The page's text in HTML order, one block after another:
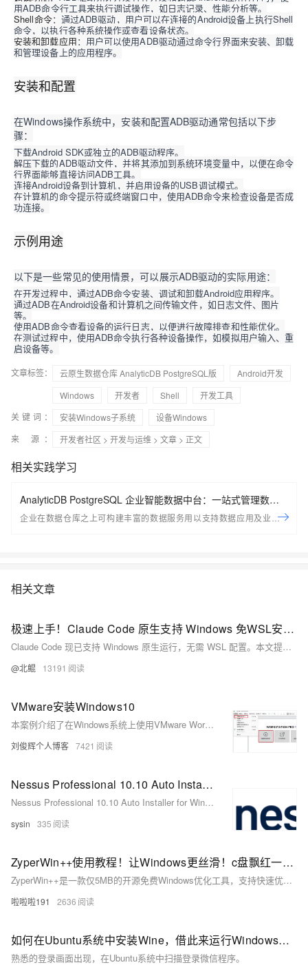
用ADB命令行工具来执行调试操作，如日志记录、性能分析等。
Shell命令：通过ADB驱动，用户可以在连接的Android设备上执行Shell
命令，以执行各种系统操作或查看设备状态。
安装和卸载应用：用户可以使用ADB驱动通过命令行界面来安装、卸载
和管理设备上的应用程序。
安装和配置
在Windows操作系统中，安装和配置ADB驱动通常包括以下步
骤：
下载Android SDK或独立的ADB驱动程序。
解压下载的ADB驱动文件，并将其添加到系统环境变量中，以便在命令
行界面能够直接访问ADB工具。
连接Android设备到计算机，并启用设备的USB调试模式。
在计算机的命令提示符或终端窗口中，使用ADB命令来检查设备是否成
功连接。
示例用途
以下是一些常见的使用情景，可以展示ADB驱动的实际用途：
在开发过程中，通过ADB命令安装、调试和卸载Android应用程序。
通过ADB在Android设备和计算机之间传输文件，如日志文件、图片
等。
使用ADB命令查看设备的运行日志，以便进行故障排查和性能优化。
在测试过程中，使用ADB命令执行各种设备操作，如模拟用户输入、重
启设备等。
文章标签： 云原生数据仓库 AnalyticDB PostgreSQL版
Android开发
Windows
开发者 Shell
开发工具
关键词：
安装Windows子系统
设备Windows
来 源：
开发者社区 > 开发与运维 > 文章 > 正文
相关实践学习
AnalyticDB PostgreSQL 企业智能数据中台：一站式管理数据
服务资产
企业在数据仓库之上可构建丰富的数据服务用以支持数据应用及业务场
相关文章
极速上手！Claude Code 原生支持 Windows 免WSL安装教程
Claude Code 现已支持 Windows 原生运行，无需 WSL 配置。本文提供详细安装教程，涵盖 Node.js 环境验证、Git 安装及 Claude Code 配置步骤，助你快速上手这一强大 AI 编程工具。
@北鲲 13191
VMware安装Windows10
本案例介绍了在Windows系统上使用VMware Workstation 17.5 Pro安装配置Windows 10虚拟机的详细步骤，包括所需设备、软件下载链接、虚拟机设置及系统安装全过程。
刘俊辉个人博客 7421
Nessus Professional 10.10 Auto Installer for Windows - Nessus 自动化安装程序
Nessus Professional 10.10 Auto Installer for Windows - Nessus 自动化安装程序
sysin 335
ZyperWin++使用教程！让Windows更丝滑！c盘飘红一键搞定！ZyperWin++解决系统优化、Office安装和系统激活
ZyperWin++是一款仅5MB的开源免费Windows优化工具，支持快速优化、自定义设置与垃圾清理，兼具系统加速、隐私保护、Office安装等功能，轻便无广告，小白也能轻松上手，是提升电脑性能的全能管家。
啦啦啦191 2636
如何在Ubuntu系统中安装Wine，借此来运行Windows程序
熟悉的登录画面出现，在Ubuntu系统中扫描登录微信程序。